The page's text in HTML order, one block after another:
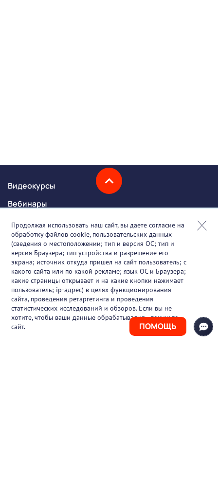
ПОМОЩЬ
Видеокурсы
Вебинары
Онлайн-события
Партнеры
О проекте
Вакансии
Блог
Контакты
Продолжая использовать наш сайт, вы даете согласие на
обработку файлов cookie, пользовательских данных
(сведения о местоположении; тип и версия ОС; тип и
версия Браузера; тип устройства и разрешение его
экрана; источник откуда пришел на сайт пользователь; с
какого сайта или по какой рекламе; язык ОС и Браузера;
какие страницы открывает и на какие кнопки нажимает
пользователь; ip-адрес) в целях функционирования
сайта, проведения ретаргетинга и проведения
статистических исследований и обзоров. Если вы не
хотите, чтобы ваши данные обрабатывались, покиньте
сайт.